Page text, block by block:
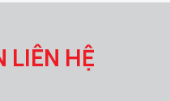
LIÊN HỆ